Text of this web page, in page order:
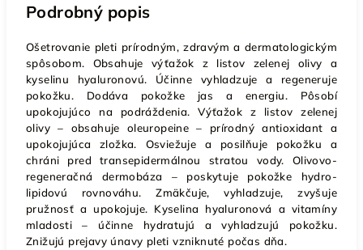
Podrobný popis
Ošetrovanie pleti prírodným, zdravým a dermatologickým
spôsobom. Obsahuje výťažok z listov zelenej olivy a
kyselinu hyaluronovú. Účinne vyhladzuje a regeneruje
pokožku. Dodáva pokožke jas a energiu. Pôsobí
upokojujúco na podráždenia. Výťažok z listov zelenej
olivy – obsahuje oleuropeine – prírodný antioxidant a
upokojujúca zložka. Osviežuje a posilňuje pokožku a
chráni pred transepidermálnou stratou vody. Olivovo-
regeneračná dermobáza – poskytuje pokožke hydro-
lipidovú rovnováhu. Zmäkčuje, vyhladzuje, zvyšuje
pružnosť a upokojuje. Kyselina hyaluronová a vitamíny
mladosti – účinne hydratujú a vyhladzujú pokožku.
Znižujú prejavy únavy pleti vzniknuté počas dňa.